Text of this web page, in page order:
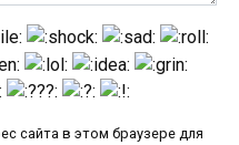
сайта в этом браузере для